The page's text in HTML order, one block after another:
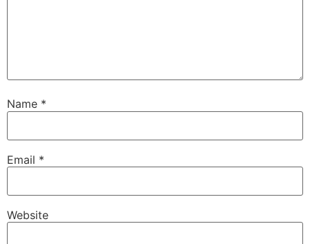
Name *
Email *
Website